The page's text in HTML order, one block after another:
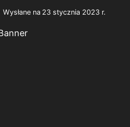
Wysłane na 23 stycznia 2023 r.